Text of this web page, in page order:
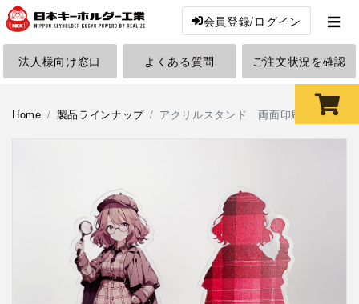
会員登録/ログイン
法人様向け窓口 よくある質問 ご注文状況を確認
Home 製品ラインナップ アクリルスタンド 両面印刷 無地台座